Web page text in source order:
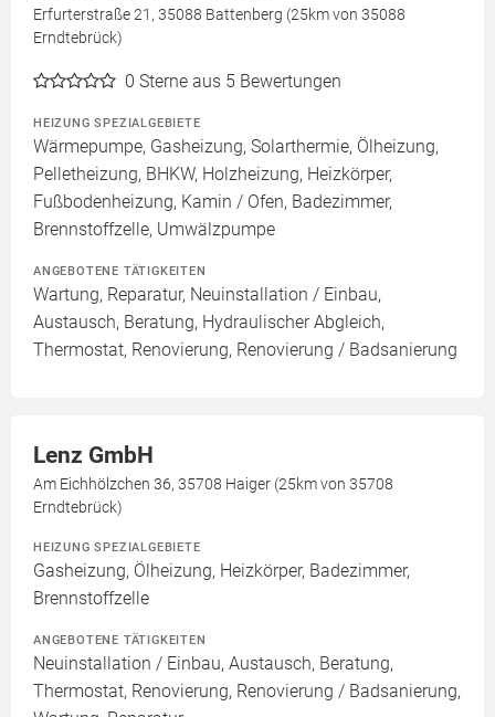
Erfurterstraße 21, 35088 Battenberg (25km von 35088
Erndtebrück)
0 Sterne aus 5 Bewertungen
HEIZUNG SPEZIALGEBIETE
Wärmepumpe, Gasheizung, Solarthermie, Ölheizung,
Pelletheizung, BHKW, Holzheizung, Heizkörper,
Fußbodenheizung, Kamin / Ofen, Badezimmer,
Brennstoffzelle, Umwälzpumpe
ANGEBOTENE TÄTIGKEITEN
Wartung, Reparatur, Neuinstallation / Einbau,
Austausch, Beratung, Hydraulischer Abgleich,
Thermostat, Renovierung, Renovierung / Badsanierung
Lenz GmbH
Am Eichhölzchen 36, 35708 Haiger (25km von 35708
Erndtebrück)
HEIZUNG SPEZIALGEBIETE
Gasheizung, Ölheizung, Heizkörper, Badezimmer,
Brennstoffzelle
ANGEBOTENE TÄTIGKEITEN
Neuinstallation / Einbau, Austausch, Beratung,
Thermostat, Renovierung, Renovierung / Badsanierung,